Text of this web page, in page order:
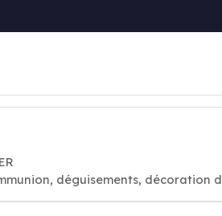
déguisements, décoration d